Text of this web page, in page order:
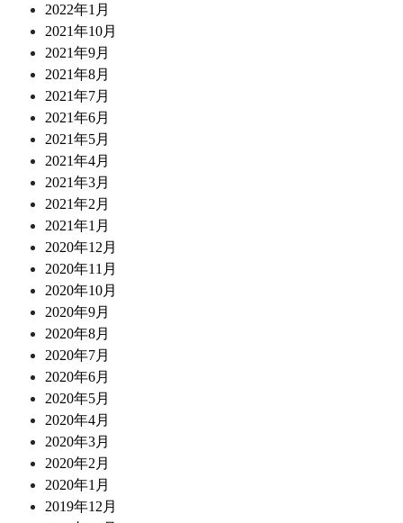
2022年1月
2021年10月
2021年9月
2021年8月
2021年7月
2021年6月
2021年5月
2021年4月
2021年3月
2021年2月
2021年1月
2020年12月
2020年11月
2020年10月
2020年9月
2020年8月
2020年7月
2020年6月
2020年5月
2020年4月
2020年3月
2020年2月
2020年1月
2019年12月